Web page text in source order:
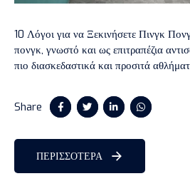
10 Λόγοι για να Ξεκινήσετε Πινγκ
πονγκ, γνωστό και ως επιτραπέζια
πιο διασκεδαστικά και προσιτά
πινγκ πονγκ προσφέρει πολλά οφέλη
σας. Ακολουθούν δέκα λόγοι για τους
Share
ΠΕΡΙΣΣΟΤΕΡΑ